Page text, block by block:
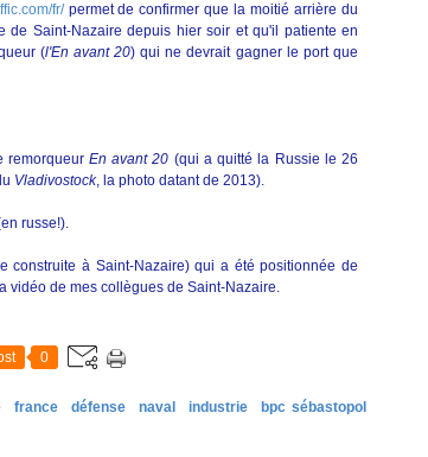
fr/permet de confirmer que la moitié arrière du
de Saint-Nazaire depuis hier soir et qu'il patiente en
(l'En avant 20) qui ne devrait gagner le port que
remorqueurEn avant 20 (qui a quitté la Russie le 26
Vladivostock, la photo datant de 2013).
russe!).
construite à Saint-Nazaire) qui a été positionnée de
vidéo de mes collègues de Saint-Nazaire.
0
france défense naval industrie
bpc sébastopol